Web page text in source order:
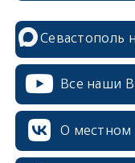
Севастополь
Все наши
О местном